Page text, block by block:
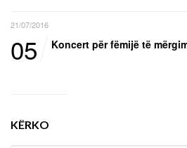
21/07/2016
05 Koncert për fëmijë të
KËRKO